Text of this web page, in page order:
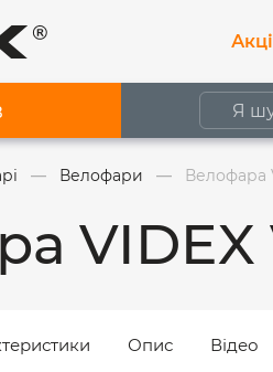
Велофари Велофара
Опис Відео